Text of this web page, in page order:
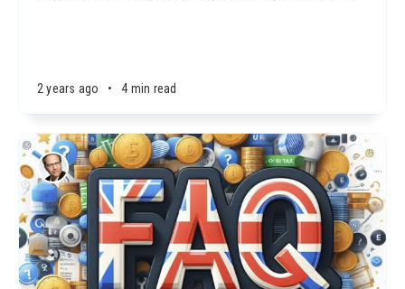
2 years ago • 4 min read